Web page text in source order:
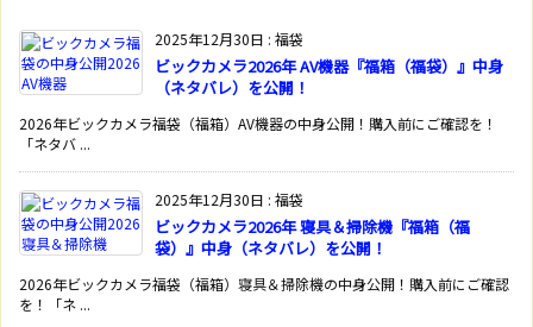
2025年12月30日 : 福袋
ビックカメラ2026年 AV機器『福箱（福袋）』中身
（ネタバレ）を公開！
2026年ビックカメラ福袋（福箱）AV機器の中身公開！購入前にご確認を！
「ネタバ ...
2025年12月30日 : 福袋
ビックカメラ2026年 寝具＆掃除機『福箱（福
袋）』中身（ネタバレ）を公開！
2026年ビックカメラ福袋（福箱）寝具＆掃除機の中身公開！購入前にご確認
を！「ネ ...